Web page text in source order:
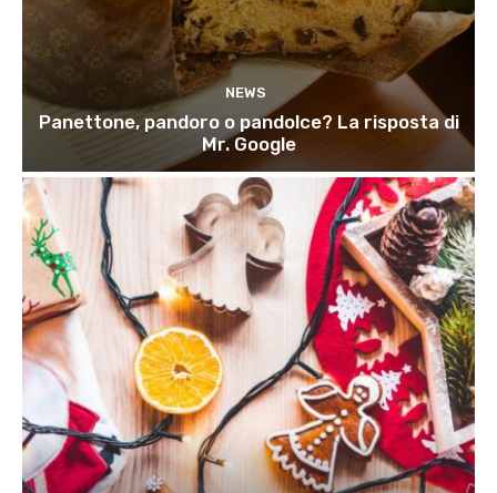
NEWS
Panettone, pandoro o pandolce? La risposta di
Mr. Google